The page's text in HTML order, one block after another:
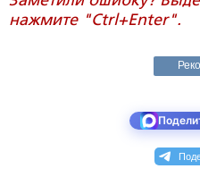
нажмите "Ctrl+Enter".